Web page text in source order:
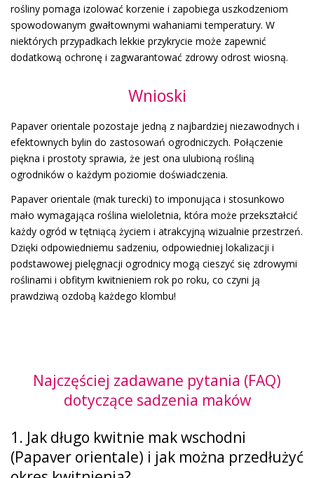
rośliny pomaga izolować korzenie i zapobiega uszkodzeniom
spowodowanym gwałtownymi wahaniami temperatury. W
niektórych przypadkach lekkie przykrycie może zapewnić
dodatkową ochronę i zagwarantować zdrowy odrost wiosną.
Wnioski
Papaver orientale pozostaje jedną z najbardziej niezawodnych i
efektownych bylin do zastosowań ogrodniczych. Połączenie
piękna i prostoty sprawia, że jest ona ulubioną rośliną
ogrodników o każdym poziomie doświadczenia.
Papaver orientale (mak turecki) to imponująca i stosunkowo
mało wymagająca roślina wieloletnia, która może przekształcić
każdy ogród w tętniącą życiem i atrakcyjną wizualnie przestrzeń.
Dzięki odpowiedniemu sadzeniu, odpowiedniej lokalizacji i
podstawowej pielęgnacji ogrodnicy mogą cieszyć się zdrowymi
roślinami i obfitym kwitnieniem rok po roku, co czyni ją
prawdziwą ozdobą każdego klombu!
Najczęściej zadawane pytania (FAQ)
dotyczące sadzenia maków
1. Jak długo kwitnie mak wschodni
(Papaver orientale) i jak można przedłużyć